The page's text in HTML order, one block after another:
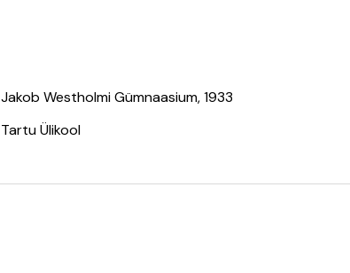
Jakob Westholmi Gümnaasium, 1933
Tartu Ülikool